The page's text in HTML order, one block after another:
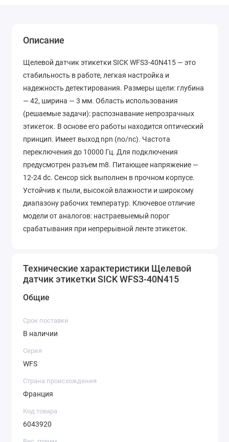
Описание
Щелевой датчик этикетки SICK WFS3-40N415 — это
стабильность в работе, легкая настройка и
надежность детектирования. Размеры щели: глубина
— 42, ширина — 3 мм. Область использования
(решаемые задачи): распознавание непрозрачных
этикеток. В основе его работы находится оптический
принцип. Имеет выход npn (no/nc). Частота
переключения до 10000 Гц. Для подключения
предусмотрен разъем m8. Питающее напряжение —
12-24 dc. Сенсор sick выполнен в прочном корпусе.
Устойчив к пыли, высокой влажности и широкому
диапазону рабочих температур. Ключевое отличие
модели от аналогов: настраевыемый порог
срабатывания при непрерывной ленте этикеток.
Технические характеристики Щелевой
датчик этикетки SICK WFS3-40N415
Общие
Срок поставки
В наличии
Серия
WFS
Страна происхождения
Франция
Код товара
6043920